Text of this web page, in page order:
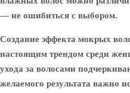
— не ошибиться с выбором.
Создание эффекта мокрых
настоящим трендом среди
ухода за волосами
желаемого результата важно